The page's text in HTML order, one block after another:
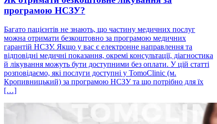
програмою НСЗУ?
Багато пацієнтів не знають, що частину медичних послуг
можна отримати безкоштовно за програмою медичних
гарантій НСЗУ. Якщо у вас є електронне направлення та
відповідні медичні показання, окремі консультації, діагностика
й лікування можуть бути доступними без оплати. У цій статті
розповідаємо, які послуги доступні у TomoClinic (м.
Кропивницький) за програмою НСЗУ та що потрібно для їх
[…]